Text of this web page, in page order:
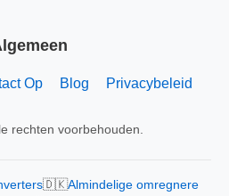
Op Blog Privacybeleid
rechten voorbehouden.
🇩🇰Almindelige omregnere